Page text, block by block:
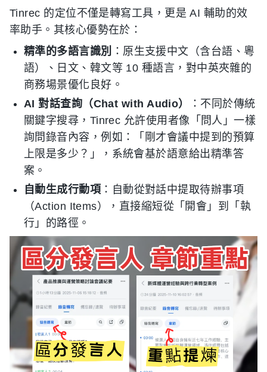
Tinrec 的定位不僅是轉寫工具，更是 AI 輔助的效
率助手。其核心優勢在於：
精準的多語言識別
：原生支援中文（含台語、粵
語）、日文、韓文等 10 種語言，對中英夾雜的
商務場景優化良好。
AI 對話查詢（Chat with Audio）
：不同於傳統
關鍵字搜尋，Tinrec 允許使用者像「問人」一樣
詢問錄音內容，例如：「剛才會議中提到的預算
上限是多少？」，系統會基於語意給出精準答
案。
自動生成行動項 ：自動從對話中提取待辦事項
（Action Items），直接縮短從「開會」到「執
行」的路徑。